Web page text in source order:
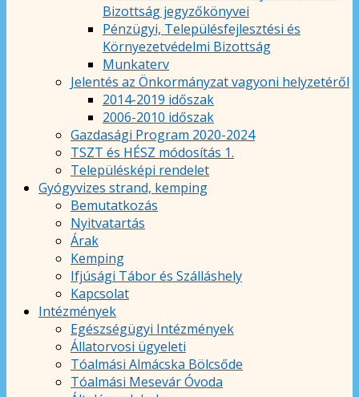
Bizottság jegyzőkönyvei
Pénzügyi, Településfejlesztési és
Környezetvédelmi Bizottság
Munkaterv
Jelentés az Önkormányzat vagyoni helyzetéről
2014-2019 időszak
2006-2010 időszak
Gazdasági Program 2020-2024
TSZT és HÉSZ módosítás 1.
Településképi rendelet
Gyógyvizes strand, kemping
Bemutatkozás
Nyitvatartás
Árak
Kemping
Ifjúsági Tábor és Szálláshely
Kapcsolat
Intézmények
Egészségügyi Intézmények
Állatorvosi ügyeleti
Tóalmási Almácska Bölcsőde
Tóalmási Mesevár Óvoda